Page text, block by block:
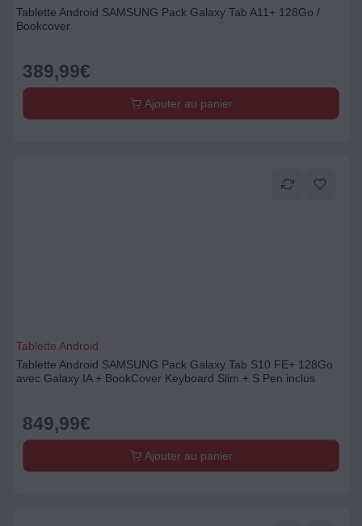
Tablette Android SAMSUNG Pack Galaxy Tab A11+ 128Go /
Bookcover
389,99€
Ajouter au panier
Tablette Android
Tablette Android SAMSUNG Pack Galaxy Tab S10 FE+ 128Go
avec Galaxy IA + BookCover Keyboard Slim + S Pen inclus
849,99€
Ajouter au panier